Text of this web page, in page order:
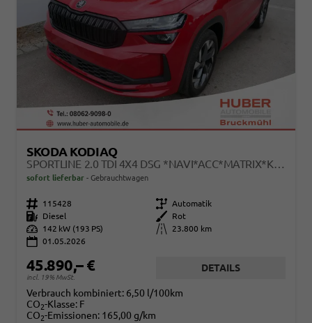
SKODA KODIAQ
SPORTLINE 2.0 TDI 4X4 DSG *NAVI*ACC*MATRIX*KAMERA*AHK*EL.-HECKKLAPPE
sofort lieferbar Gebrauchtwagen
Fahrzeugnr. 115428 Getriebe Automatik
Kraftstoff
Diesel Außenfarbe
Rot
Leistung
142 kW (193 PS) Kilometerstand
23.800 km
01.05.2026
45.890,– €
incl. 19% MwSt.
DETAILS
Verbrauch kombiniert: 6,50 l/100km
CO2-Klasse: F
CO2-Emissionen: 165,00 g/km